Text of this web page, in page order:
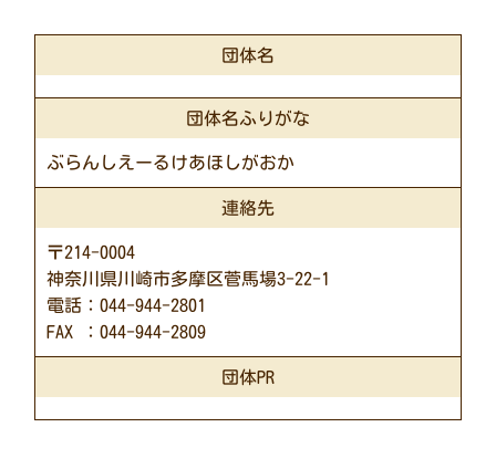
団体名
団体名ふりがな
ぶらんしえーるけあほしがおか
連絡先
〒214-0004
神奈川県川崎市多摩区菅馬場3-22-1
電話：044-944-2801
FAX ：044-944-2809
団体PR